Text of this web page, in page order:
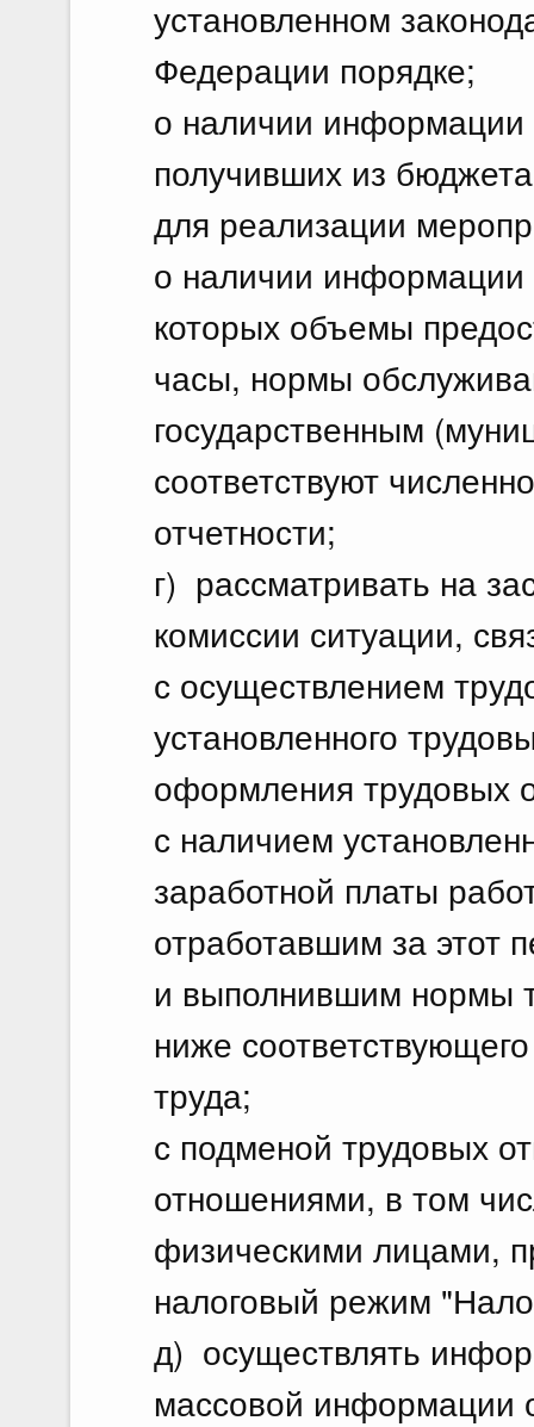
установленном
Федерации порядке;
о наличии информации
получивших из
для реализации
о наличии информации
которых объемы
часы, нормы
государственным
соответствуют
отчетности;
г) рассматривать на
комиссии ситуации,
с осуществлением
установленного
оформления трудовых
с наличием
заработной платы
отработавшим за этот
и выполнившим нормы
ниже
труда;
с подменой трудовых
отношениями, в том
физическими лицами,
налоговый режим
д) осуществлять
массовой информации